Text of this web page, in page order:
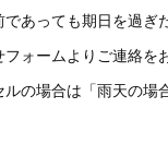
あっても期日を過ぎ
ォームよりご連絡を
の場合は「雨天の場